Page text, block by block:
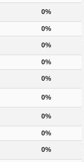
0%
0%
0%
0%
0%
0%
0%
0%
0%